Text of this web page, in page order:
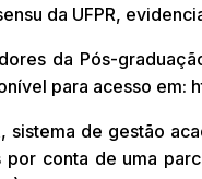
da UFPR,
da Pós-
para acesso em:
sistema de gestão
por conta de uma